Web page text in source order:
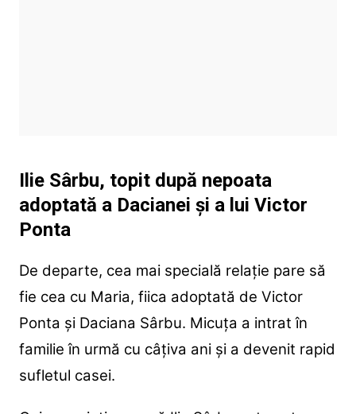
Ilie Sârbu, topit după nepoata
adoptată a Dacianei și a lui Victor
Ponta
De departe, cea mai specială relație pare să
fie cea cu Maria, fiica adoptată de Victor
Ponta și Daciana Sârbu. Micuța a intrat în
familie în urmă cu câțiva ani și a devenit rapid
sufletul casei.